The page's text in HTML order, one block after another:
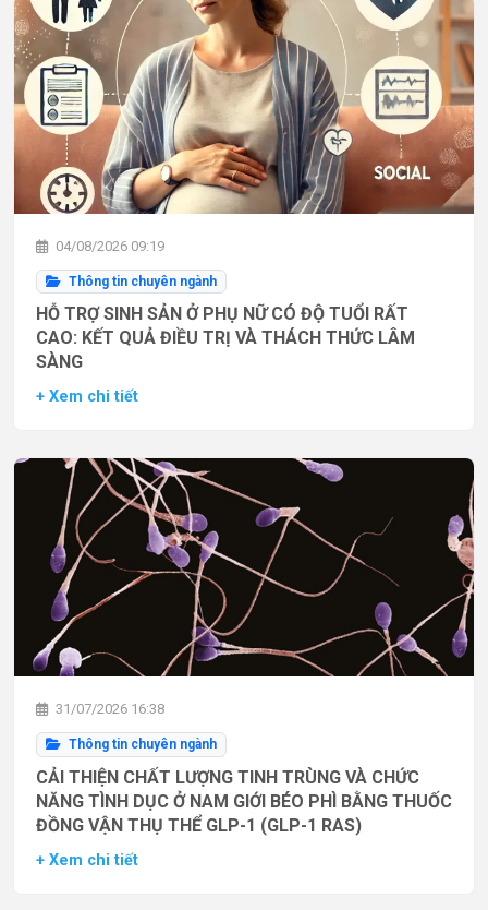
04/08/2026 09:19
Thông tin chuyên ngành
HỖ TRỢ SINH SẢN Ở PHỤ NỮ CÓ ĐỘ TUỔI RẤT
CAO: KẾT QUẢ ĐIỀU TRỊ VÀ THÁCH THỨC LÂM
SÀNG
+ Xem chi tiết
31/07/2026 16:38
Thông tin chuyên ngành
CẢI THIỆN CHẤT LƯỢNG TINH TRÙNG VÀ CHỨC
NĂNG TÌNH DỤC Ở NAM GIỚI BÉO PHÌ BẰNG THUỐC
ĐỒNG VẬN THỤ THỂ GLP-1 (GLP-1 RAS)
+ Xem chi tiết